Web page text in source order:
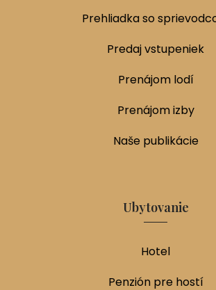
Prehliadka so
Predaj vstupeniek
Prenájom lodí
Prenájom izby
Naše publikácie
Ubytovanie
Hotel
Penzión pre hostí